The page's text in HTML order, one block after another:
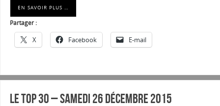
EN SAVOIR PLUS …
Partager :
X Facebook E-mail
Le Top 30 – Samedi 26 décembre 2015